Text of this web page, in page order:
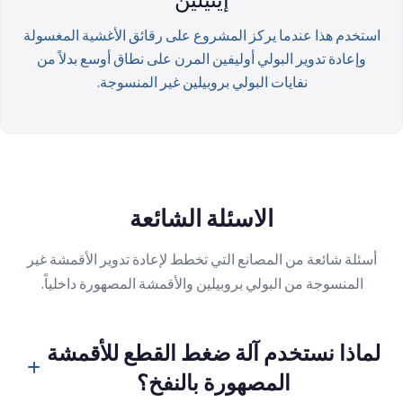
استخدم هذا عندما يركز المشروع على رقائق الأغشية المغسولة
وإعادة تدوير البولي أوليفين المرن على نطاق أوسع بدلاً من
نفايات البولي بروبيلين غير المنسوجة.
الاسئلة الشائعة
أسئلة شائعة من المصانع التي تخطط لإعادة تدوير الأقمشة غير
المنسوجة من البولي بروبيلين والأقمشة المصهورة داخلياً.
لماذا نستخدم آلة ضغط القطع للأقمشة
المصهورة بالنفخ؟